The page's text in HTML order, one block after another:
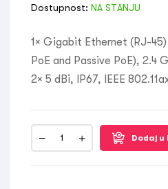
Dostupnost: NA STANJU
1× Gigabit Ethernet (RJ-
PoE and Passive PoE), 2.4
2× 5 dBi, IP67, IEEE
Dodaj u